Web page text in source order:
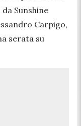
Sunshine
Carpigo,
serata su